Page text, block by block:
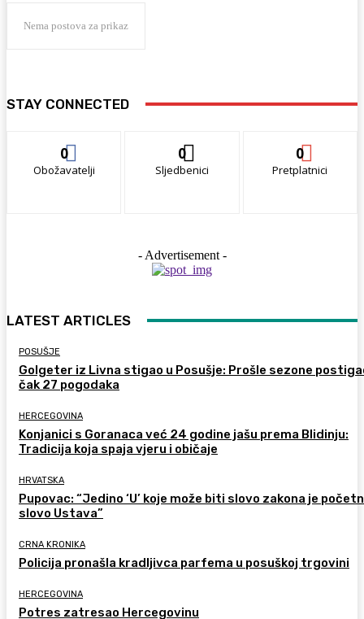
Nema postova za prikaz
STAY CONNECTED
0
Obožavatelji
0
Sljedbenici
0
Pretplatnici
- Advertisement -
LATEST ARTICLES
POSUŠJE
Golgeter iz Livna stigao u Posušje: Prošle sezone
čak 27 pogodaka
HERCEGOVINA
Konjanici s Goranaca već 24 godine jašu prema Blidinju:
Tradicija koja spaja vjeru i običaje
HRVATSKA
Pupovac: “Jedino ‘U’ koje može biti slovo zakona je
slovo Ustava”
CRNA KRONIKA
Policija pronašla kradljivca parfema u posuškoj trgovini
HERCEGOVINA
Potres zatresao Hercegovinu